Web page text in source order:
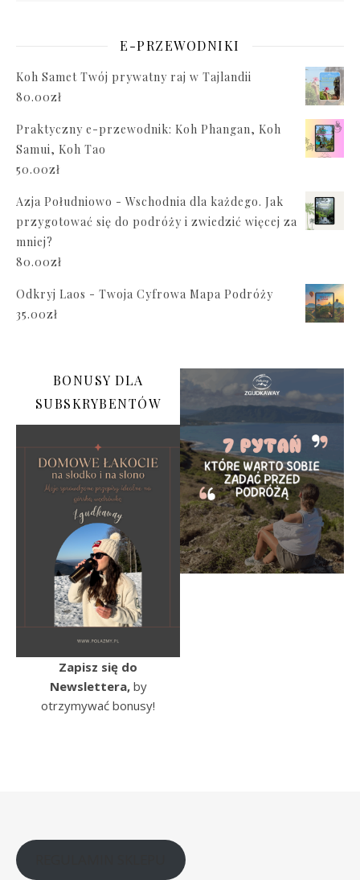
E-PRZEWODNIKI
Koh Samet Twój prywatny raj w Tajlandii
80.00zł
Praktyczny e-przewodnik: Koh Phangan, Koh
Samui, Koh Tao
50.00zł
Azja Południowo - Wschodnia dla każdego. Jak
przygotować się do podróży i zwiedzić więcej za
mniej?
80.00zł
Odkryj Laos - Twoja Cyfrowa Mapa Podróży
35.00zł
BONUSY DLA
SUBSKRYBENTÓW
Zapisz się do
Newslettera,by
otrzymywać bonusy!